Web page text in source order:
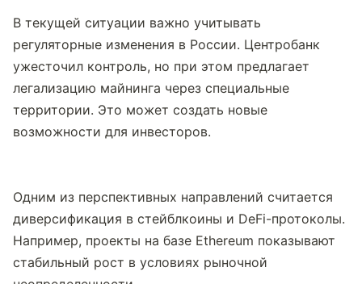
В текущей ситуации важно учитывать
регуляторные изменения в России. Центробанк
ужесточил контроль, но при этом предлагает
легализацию майнинга через специальные
территории. Это может создать новые
возможности для инвесторов.
Одним из перспективных направлений считается
диверсификация в стейблкоины и DeFi-протоколы.
Например, проекты на базе Ethereum показывают
стабильный рост в условиях рыночной